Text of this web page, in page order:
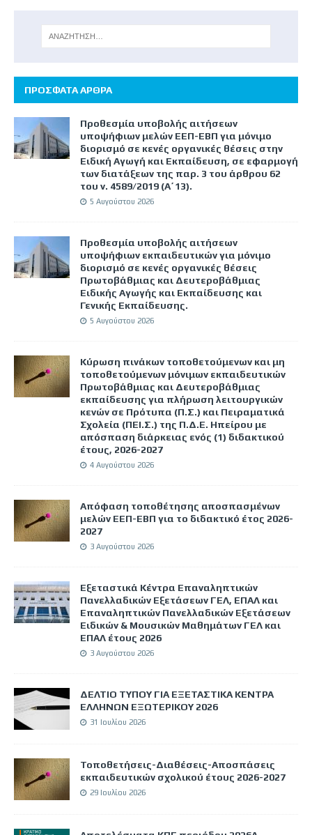
ΠΡΟΣΦΑΤΑ ΑΡΘΡΑ
Προθεσμία υποβολής αιτήσεων
υποψήφιων μελών ΕΕΠ-ΕΒΠ για μόνιμο
διορισμό σε κενές οργανικές θέσεις στην
Ειδική Αγωγή και Εκπαίδευση, σε εφαρμογή
των διατάξεων της παρ. 3 του άρθρου 62
του ν. 4589/2019 (Α΄13).
5 Αυγούστου 2026
Προθεσμία υποβολής αιτήσεων
υποψήφιων εκπαιδευτικών για μόνιμο
διορισμό σε κενές οργανικές θέσεις
Πρωτοβάθμιας και Δευτεροβάθμιας
Ειδικής Αγωγής και Εκπαίδευσης και
Γενικής Εκπαίδευσης.
5 Αυγούστου 2026
Κύρωση πινάκων τοποθετούμενων και μη
τοποθετούμενων μόνιμων εκπαιδευτικών
Πρωτοβάθμιας και Δευτεροβάθμιας
εκπαίδευσης για πλήρωση λειτουργικών
κενών σε Πρότυπα (Π.Σ.) και Πειραματικά
Σχολεία (ΠΕΙ.Σ.) της Π.Δ.Ε. Ηπείρου με
απόσπαση διάρκειας ενός (1) διδακτικού
έτους, 2026-2027
4 Αυγούστου 2026
Απόφαση τοποθέτησης αποσπασμένων
μελών ΕΕΠ-ΕΒΠ για το διδακτικό έτος 2026-
2027
3 Αυγούστου 2026
Εξεταστικά Κέντρα Επαναληπτικών
Πανελλαδικών Εξετάσεων ΓΕΛ, ΕΠΑΛ και
Επαναληπτικών Πανελλαδικών Εξετάσεων
Ειδικών & Μουσικών Μαθημάτων ΓΕΛ και
ΕΠΑΛ έτους 2026
3 Αυγούστου 2026
ΔΕΛΤΙΟ ΤΥΠΟΥ ΓΙΑ ΕΞΕΤΑΣΤΙΚΑ ΚΕΝΤΡΑ
ΕΛΛΗΝΩΝ ΕΞΩΤΕΡΙΚΟΥ 2026
31 Ιουλίου 2026
Τοποθετήσεις-Διαθέσεις-Αποσπάσεις
εκπαιδευτικών σχολικού έτους 2026-2027
29 Ιουλίου 2026